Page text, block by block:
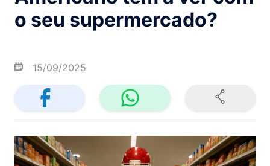
o seu supermercado?
15/09/2025